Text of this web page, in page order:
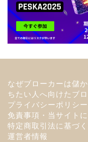
なぜブローカーは儲
ちたい人へ向けたブ
プライバシーポリシー
免責事項・当サイト
特定商取引法に基づ
運営者情報